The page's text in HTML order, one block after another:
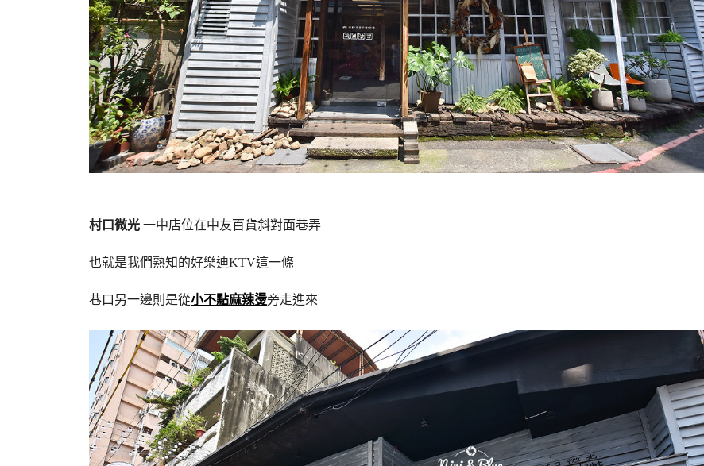
村口微光 一中店位在中友百貨斜對面巷弄
也就是我們熟知的好樂迪KTV這一條
巷口另一邊則是從小不點麻辣燙旁走進來